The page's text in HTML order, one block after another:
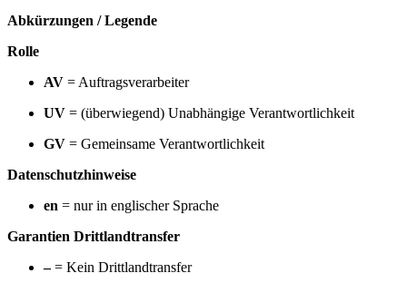
Abkürzungen / Legende
Rolle
AV = Auftragsverarbeiter
UV = (überwiegend) Unabhängige Verantwortlichkeit
GV = Gemeinsame Verantwortlichkeit
Datenschutzhinweise
en = nur in englischer Sprache
Garantien Drittlandtransfer
–= Kein Drittlandtransfer